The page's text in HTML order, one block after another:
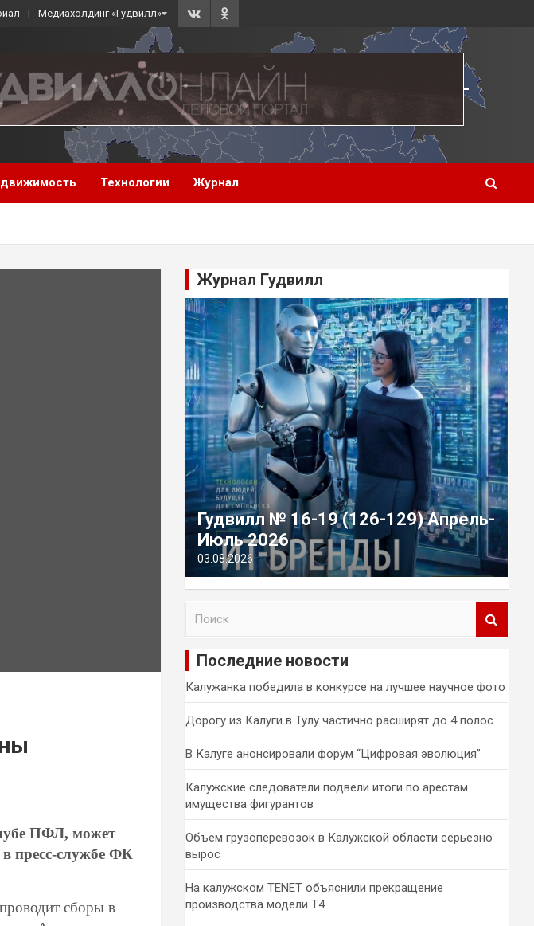
Медиахолдинг «Гудвилл»
Технологии Журнал
ПФЛ, может
в пресс-службе ФК
сборы в
Журнал Гудвилл
Гудвилл № 16-19 (126-129) Апрель-
Июль 2026
03.08.2026
и
Последние новости
Калужанка победила в конкурсе на лучшее научное фото
Дорогу из Калуги в Тулу частично расширят до 4 полос
В Калуге анонсировали форум “Цифровая эволюция”
Калужские следователи подвели итоги по арестам
имущества фигурантов
Объем грузоперевозок в Калужской области серьезно
вырос
На калужском TENET объяснили прекращение
производства модели T4